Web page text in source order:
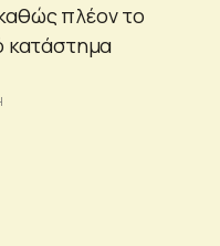
πλέον το
κατάστημα